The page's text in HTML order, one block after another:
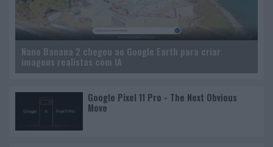
Nano Banana 2 chegou ao Google Earth para criar
imagens realistas com IA
Google Pixel 11 Pro - The Next Obvious
Move